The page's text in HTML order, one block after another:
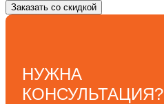
Заказать со скидкой
НУЖНА
КОНСУЛЬТАЦИЯ?